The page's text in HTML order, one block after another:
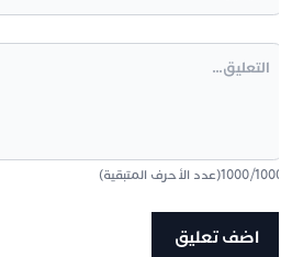
/
1000(عدد الأحرف المتبقية)